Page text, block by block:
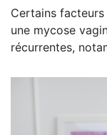
Certains
une mycose
récurrentes,